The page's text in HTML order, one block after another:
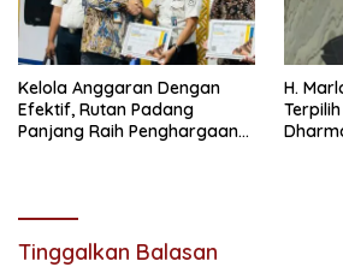
Kelola Anggaran Dengan
Efektif, Rutan Padang
Panjang Raih Penghargaan
H.
Tinggalkan Balasan